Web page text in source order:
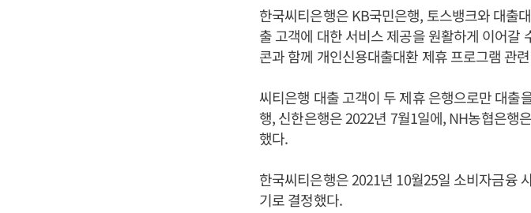
한국씨티은행은 KB국민은행, 토스뱅크와 대출
출 고객에 대한 서비스 제공을 원활하게 이어갈
콘과 함께 개인신용대출대환 제휴 프로그램 관
씨티은행 대출 고객이 두 제휴 은행으로만 대출
행, 신한은행은 2022년 7월1일에, NH농협은행
했다.
한국씨티은행은 2021년 10월25일 소비자금융
기로 결정했다.